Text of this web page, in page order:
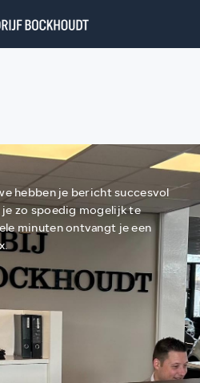
hebben je bericht succesvol
zo spoedig mogelijk te
minuten ontvangt je een